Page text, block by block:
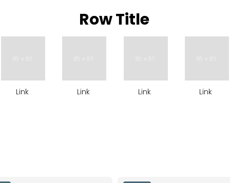
Row Title
Link Link Link Link